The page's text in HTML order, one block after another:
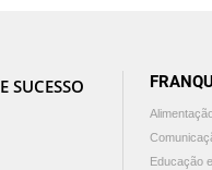
SUCESSO
Educação